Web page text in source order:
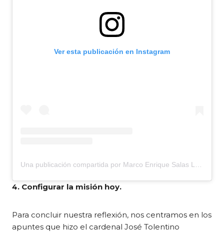
Ver esta publicación en Instagram
4. Configurar la misión hoy.
Para concluir nuestra reflexión, nos centramos en los
apuntes que hizo el cardenal José Tolentino